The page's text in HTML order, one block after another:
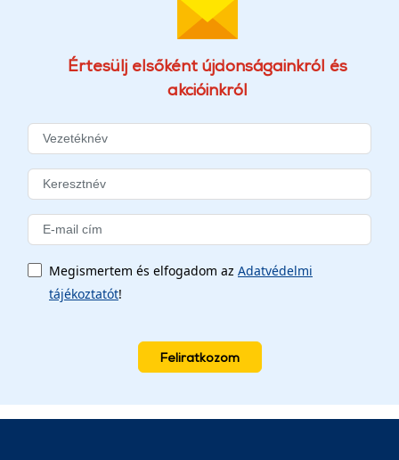
Értesülj elsőként újdonságainkról és
akcióinkról
Megismertem és elfogadom az Adatvédelmi
tájékoztatót!
Feliratkozom